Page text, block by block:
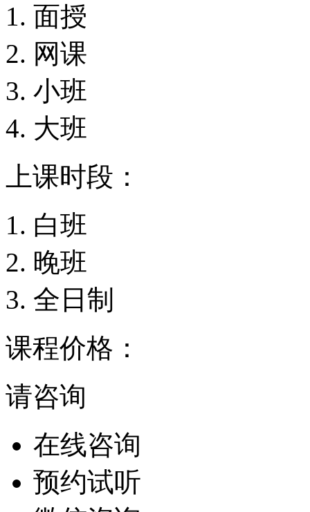
面授
网课
小班
大班
上课时段：
白班
晚班
全日制
课程价格：
请咨询
在线咨询
预约试听